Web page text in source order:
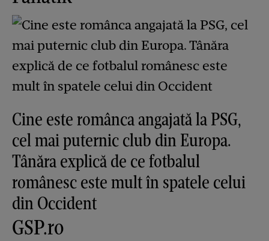
Cine este românca angajată la PSG,
cel mai puternic club din Europa.
Tânăra explică de ce fotbalul
românesc este mult în spatele celui
din Occident
GSP.ro